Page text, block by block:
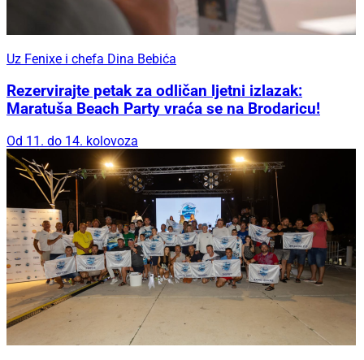
Uz Fenixe i chefa Dina Bebića
Rezervirajte petak za odličan ljetni izlazak:
Maratuša Beach Party vraća se na Brodaricu!
Od 11. do 14. kolovoza